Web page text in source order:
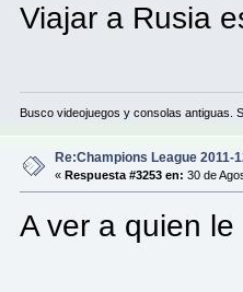
Viajar a Rusia
Busco videojuegos y consolas antiguas.
Re:Champions League 2011-
«Respuesta #3253 en: 30 de
A ver a quien